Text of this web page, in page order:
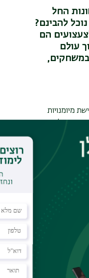
החל
להבינם?
הם
עולם
במשחקים,
מיומנויות
לדיון
ממקצועות